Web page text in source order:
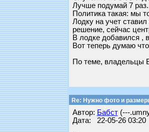
Лучше подумай 7
Политика такая: мы
Лодку на учет
решение, сейчас
В лодке добавился ,
Вот теперь думаю
По теме, владельцы
Re: Нужно фото и
Автор: Бабст(---
Дата: 22-05-26 03:20